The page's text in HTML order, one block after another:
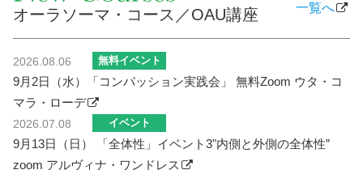
オーラソーマ・コース／OAU講座 一覧へ
2026.08.06 無料イベント
9月2日（水）「コンパッション実践会」 無料Zoom ウタ・コ
マラ・ローデ
2026.07.08 イベント
9月13日（日） 「全体性」イベント3"内側と外側の全体性”
zoom アルヴィナ・ワンドレス